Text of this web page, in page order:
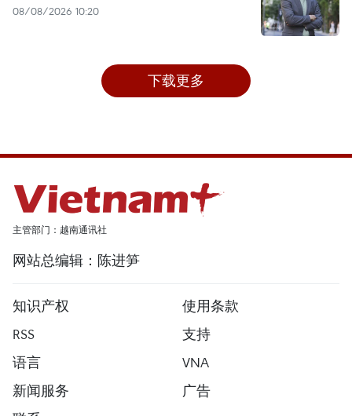
08/08/2026 10:20
下载更多
主管部门：越南通讯社
网站总编辑：陈进笋
知识产权
使用条款
RSS
支持
语言
VNA
新闻服务
广告